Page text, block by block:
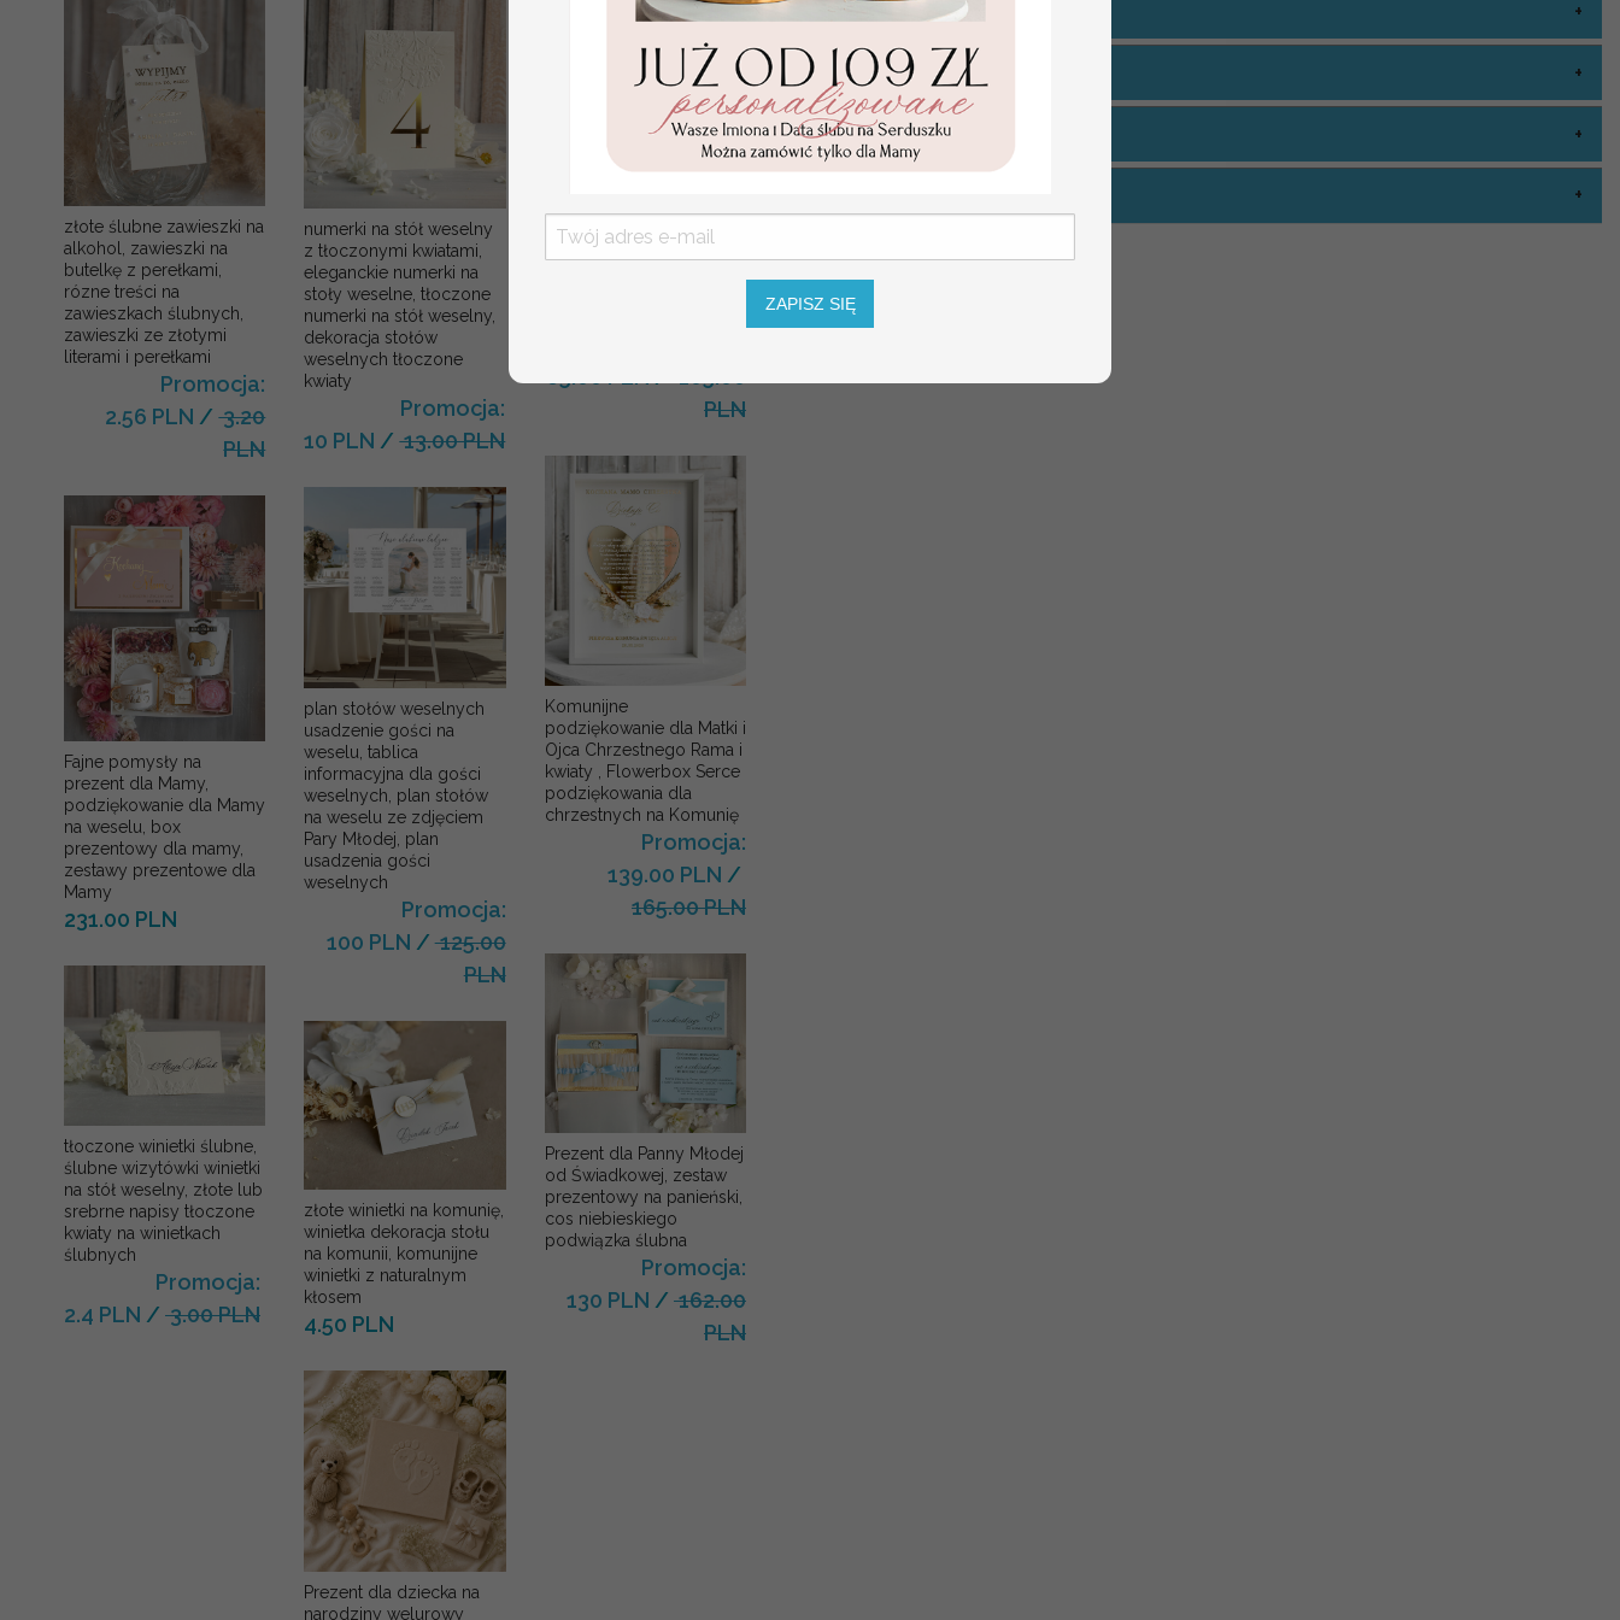
złote ślubne zawieszki na
alkohol, zawieszki na
butelkę z perełkami,
rózne treści na
zawieszkach ślubnych,
zawieszki ze złotymi
literami i perełkami
Promocja:
2.56 PLN /3.20
PLN
Fajne pomysły na
prezent dla Mamy,
podziękowanie dla Mamy
na weselu, box
prezentowy dla mamy,
zestawy prezentowe dla
Mamy
231.00 PLN
tłoczone winietki ślubne,
ślubne wizytówki winietki
na stół weselny, złote lub
srebrne napisy tłoczone
kwiaty na winietkach
ślubnych
Promocja:
2.4 PLN / 3.00 PLN
numerki na stół weselny
z tłoczonymi kwiatami,
eleganckie numerki na
stoły weselne, tłoczone
numerki na stół weselny,
dekoracja stołów
weselnych tłoczone
kwiaty
Promocja:
10 PLN /13.00 PLN
plan stołów weselnych
usadzenie gości na
weselu, tablica
informacyjna dla gości
weselnych, plan stołów
na weselu ze zdjęciem
Pary Młodej, plan
usadzenia gości
weselnych
Promocja:
100 PLN /125.00
PLN
złote winietki na komunię,
winietka dekoracja stołu
na komunii, komunijne
winietki z naturalnym
kłosem
4.50 PLN
Prezent dla dziecka na
narodziny welurowy
Pierwszej Komunii w
pudełku,
PLN
Komunijne
podziękowanie dla Matki i
Ojca Chrzestnego Rama i
kwiaty , Flowerbox Serce
podziękowania dla
chrzestnych na Komunię
Promocja:
139.00 PLN /
165.00 PLN
Prezent dla Panny Młodej
od Świadkowej, zestaw
prezentowy na panieński,
cos niebieskiego
podwiązka ślubna
Promocja:
130 PLN / 162.00
PLN
KOLOR OKŁADKI
KOLOR SZNURKA
OPCJE WINIETKI
ZAPISZ SIĘ